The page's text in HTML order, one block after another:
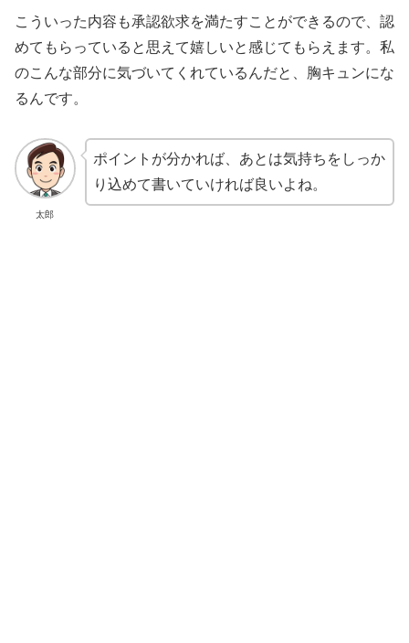
こういった内容も承認欲求を満たすことができるので、認
めてもらっていると思えて嬉しいと感じてもらえます。私
のこんな部分に気づいてくれているんだと、胸キュンにな
るんです。
太郎
ポイントが分かれば、あとは気持ちをしっか
り込めて書いていければ良いよね。